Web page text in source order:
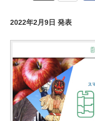
2022年2月9日 発表